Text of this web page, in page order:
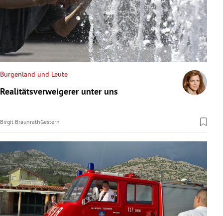
Burgenland und Leute
Realitätsverweigerer unter uns
Birgit BraunrathGestern